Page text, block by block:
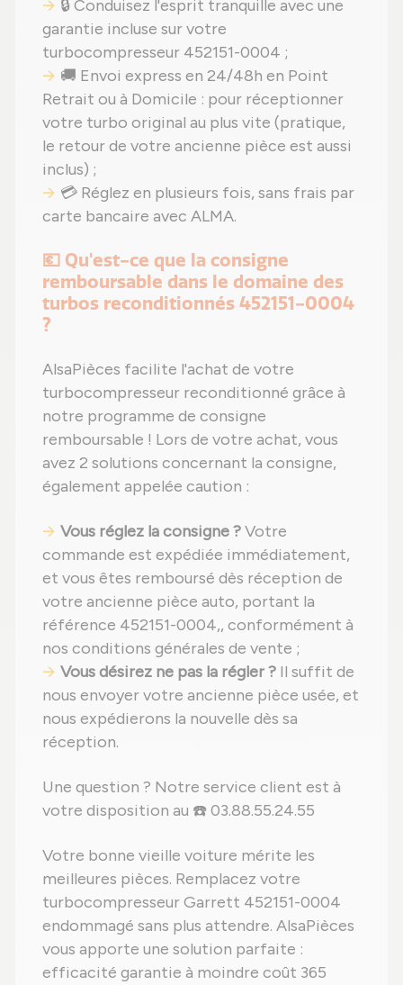
🔒 Conduisez l'esprit tranquille avec une
garantie incluse sur votre
turbocompresseur 452151-0004 ;
🚚 Envoi express en 24/48h en Point
Retrait ou à Domicile : pour réceptionner
votre turbo original au plus vite (pratique,
le retour de votre ancienne pièce est aussi
inclus) ;
💳 Réglez en plusieurs fois, sans frais par
carte bancaire avec ALMA.
💶 Qu'est-ce que la consigne
remboursable dans le domaine des
turbos reconditionnés 452151-0004
?
AlsaPièces facilite l'achat de votre
turbocompresseur reconditionné grâce à
notre programme de consigne
remboursable ! Lors de votre achat, vous
avez 2 solutions concernant la consigne,
également appelée caution :
Vous réglez la consigne ?Votre
commande est expédiée immédiatement,
et vous êtes remboursé dès réception de
votre ancienne pièce auto, portant la
référence 452151-0004,, conformément à
nos conditions générales de vente ;
Vous désirez ne pas la régler ? Il suffit de
nous envoyer votre ancienne pièce usée, et
nous expédierons la nouvelle dès sa
réception.
Une question ? Notre service client est à
votre disposition au ☎️ 03.88.55.24.55
Votre bonne vieille voiture mérite les
meilleures pièces. Remplacez votre
turbocompresseur Garrett 452151-0004
endommagé sans plus attendre. AlsaPièces
vous apporte une solution parfaite :
efficacité garantie à moindre coût 365